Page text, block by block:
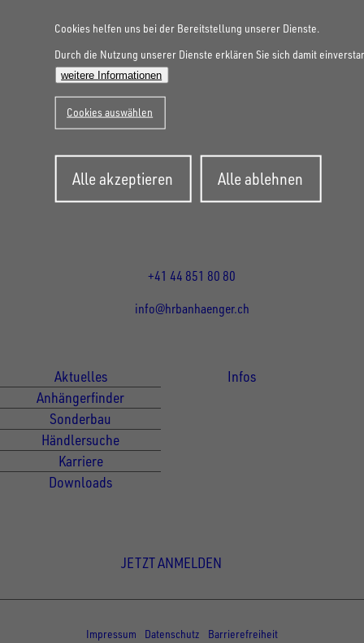
UNSINN Fahrzeugtechnik Standort Schweiz
HRB Heinemann AG
Wehntalerstrasse 5
8155
+41 44 851 80 80
info@hrbanhaenger.ch
Aktuelles
Anhängerfinder
Sonderbau
Händlersuche
Karriere
Downloads
Infos
JETZT ANMELDEN
Impressum
Datenschutz Barrierefreiheit
Cookies helfen uns bei der Bereitstellung unserer Dienste.
Durch die Nutzung unserer Dienste erklären Sie sich damit
weitere Informationen
Cookies auswählen
Alle akzeptieren
zurückziehen
Alle ablehnen